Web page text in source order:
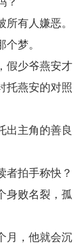
有人嫌恶。
梦。
假少爷燕安才
托燕安的对照
出主角的善良
者拍手称快？
身败名裂，孤
月，他就会沉